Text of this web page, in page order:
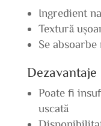
Ingredient
Textură
Se absoarbe
Dezavantaje
Poate fi
uscată